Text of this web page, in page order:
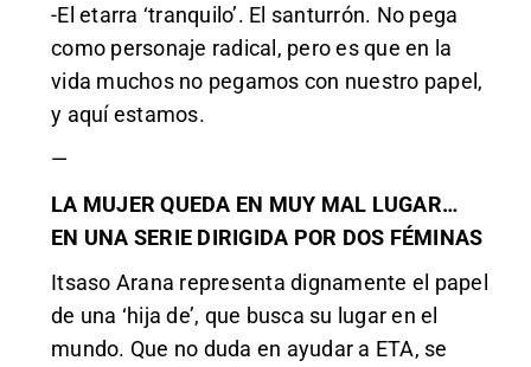
-El etarra ‘tranquilo’. El santurrón. No pega
como personaje radical, pero es que en la
vida muchos no pegamos con nuestro papel,
y aquí estamos.
—
LA MUJER QUEDA EN MUY MAL LUGAR…
EN UNA SERIE DIRIGIDA POR DOS FÉMINAS
Itsaso Arana representa dignamente el papel
de una ‘hija de’, que busca su lugar en el
mundo. Que no duda en ayudar a ETA, se